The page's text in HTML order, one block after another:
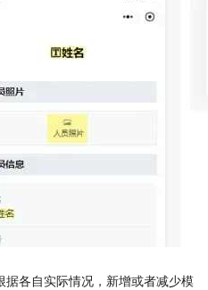
据各自实际情况，新增或者减少模